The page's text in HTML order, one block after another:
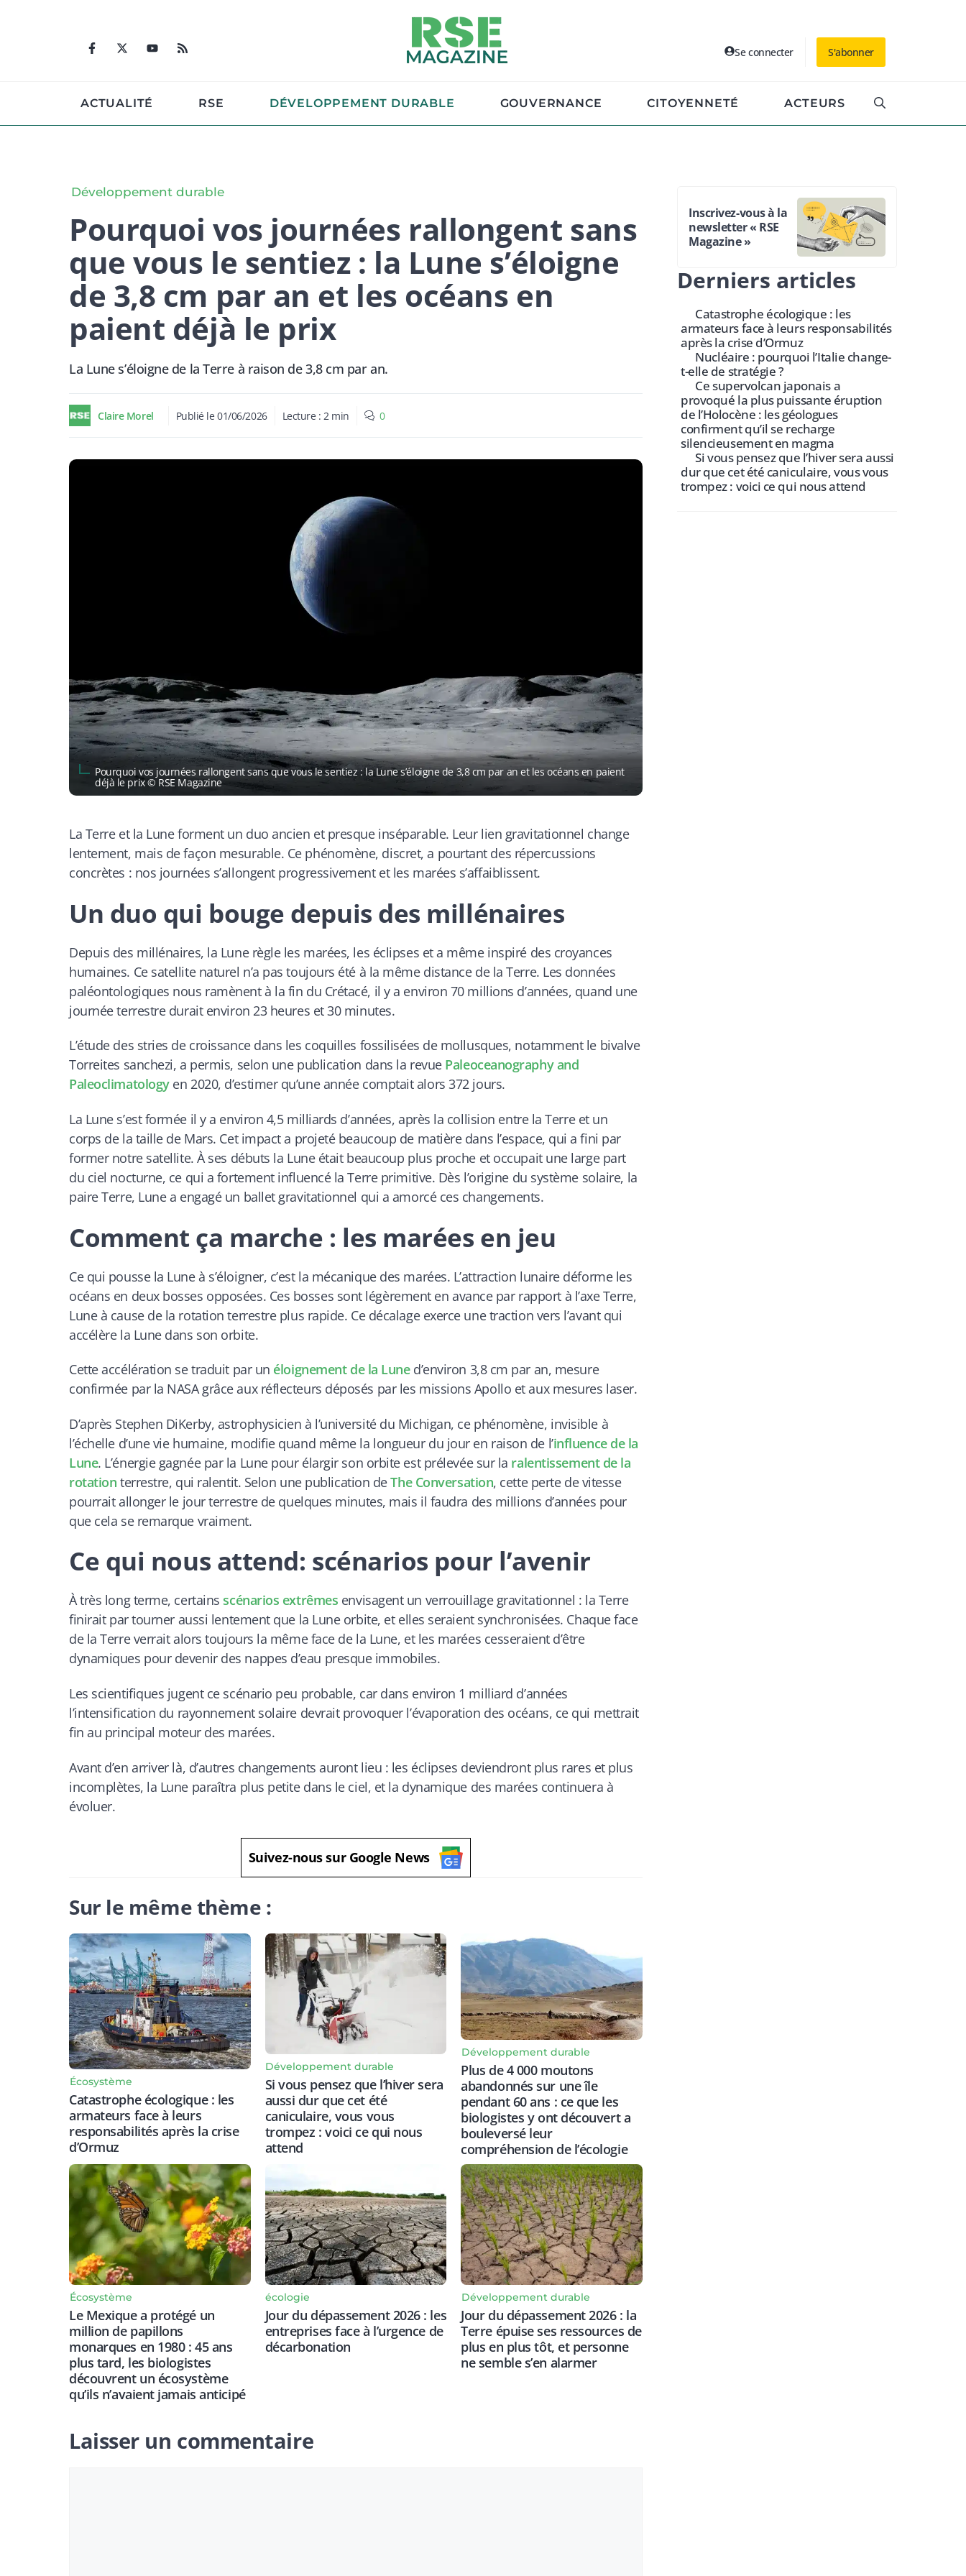
Se connecter S'abonner
ACTUALITÉ RSE DÉVELOPPEMENT DURABLE GOUVERNANCE CITOYENNETÉ ACTEURS
Développement durable
Pourquoi vos journées rallongent sans
que vous le sentiez : la Lune s’éloigne
de 3,8 cm par an et les océans en
paient déjà le prix
La Lune s’éloigne de la Terre à raison de 3,8 cm par an.
Claire Morel Publié le01/06/2026 Lecture : 2 min 0
Pourquoi vos journées rallongent sans que vous le sentiez : la Lune s’éloigne de 3,8 cm par an et les océans en paient
déjà le prix © RSE Magazine
La Terre et la Lune forment un duo ancien et presque inséparable. Leur lien gravitationnel change
lentement, mais de façon mesurable. Ce phénomène, discret, a pourtant des répercussions
concrètes : nos journées s’allongent progressivement et les marées s’affaiblissent.
Un duo qui bouge depuis des millénaires
Depuis des millénaires, la Lune règle les marées, les éclipses et a même inspiré des croyances
humaines. Ce satellite naturel n’a pas toujours été à la même distance de la Terre. Les données
paléontologiques nous ramènent à la fin du Crétacé, il y a environ 70 millions d’années, quand une
journée terrestre durait environ 23 heures et 30 minutes.
L’étude des stries de croissance dans les coquilles fossilisées de mollusques, notamment le bivalve
Torreites sanchezi, a permis, selon une publication dans la revue Paleoceanography and
Paleoclimatologyen 2020, d’estimer qu’une année comptait alors 372 jours.
La Lune s’est formée il y a environ 4,5 milliards d’années, après la collision entre la Terre et un
corps de la taille de Mars. Cet impact a projeté beaucoup de matière dans l’espace, qui a fini par
former notre satellite. À ses débuts la Lune était beaucoup plus proche et occupait une large part
du ciel nocturne, ce qui a fortement influencé la Terre primitive. Dès l’origine du système solaire, la
paire Terre, Lune a engagé un ballet gravitationnel qui a amorcé ces changements.
Comment ça marche : les marées en jeu
Ce qui pousse la Lune à s’éloigner, c’est la mécanique des marées. L’attraction lunaire déforme les
océans en deux bosses opposées. Ces bosses sont légèrement en avance par rapport à l’axe Terre,
Lune à cause de la rotation terrestre plus rapide. Ce décalage exerce une traction vers l’avant qui
accélère la Lune dans son orbite.
Cette accélération se traduit par un éloignement de la Luned’environ 3,8 cm par an, mesure
confirmée par la NASA grâce aux réflecteurs déposés par les missions Apollo et aux mesures laser.
D’après Stephen DiKerby, astrophysicien à l’université du Michigan, ce phénomène, invisible à
l’échelle d’une vie humaine, modifie quand même la longueur du jour en raison de l’influence de la
Lune. L’énergie gagnée par la Lune pour élargir son orbite est prélevée sur la ralentissement de la
rotation terrestre, qui ralentit. Selon une publication deThe Conversation, cette perte de vitesse
pourrait allonger le jour terrestre de quelques minutes, mais il faudra des millions d’années pour
que cela se remarque vraiment.
Ce qui nous attend: scénarios pour l’avenir
À très long terme, certainsscénarios extrêmes envisagent un verrouillage gravitationnel : la Terre
finirait par tourner aussi lentement que la Lune orbite, et elles seraient synchronisées. Chaque face
de la Terre verrait alors toujours la même face de la Lune, et les marées cesseraient d’être
dynamiques pour devenir des nappes d’eau presque immobiles.
Les scientifiques jugent ce scénario peu probable, car dans environ 1 milliard d’années
l’intensification du rayonnement solaire devrait provoquer l’évaporation des océans, ce qui mettrait
fin au principal moteur des marées.
Avant d’en arriver là, d’autres changements auront lieu : les éclipses deviendront plus rares et plus
incomplètes, la Lune paraîtra plus petite dans le ciel, et la dynamique des marées continuera à
évoluer.
Suivez-nous sur Google News
Sur le même thème :
Écosystème
Catastrophe écologique : les
armateurs face à leurs
responsabilités après la crise
d’Ormuz
Développement durable
Si vous pensez que l’hiver sera
aussi dur que cet été
caniculaire, vous vous
trompez : voici ce qui nous
attend
Développement durable
Plus de 4 000 moutons
abandonnés sur une île
pendant 60 ans : ce que les
biologistes y ont découvert a
bouleversé leur
compréhension de l’écologie
Écosystème
Le Mexique a protégé un
million de papillons
monarques en 1980 : 45 ans
plus tard, les biologistes
découvrent un écosystème
qu’ils n’avaient jamais anticipé
écologie
Jour du dépassement 2026 : les
entreprises face à l’urgence de
décarbonation
Développement durable
Jour du dépassement 2026 : la
Terre épuise ses ressources de
plus en plus tôt, et personne
ne semble s’en alarmer
Laisser un commentaire
Inscrivez-vous à la
newsletter « RSE
Magazine »
Derniers articles
Catastrophe écologique : les
armateurs face à leurs responsabilités
après la crise d’Ormuz
Nucléaire : pourquoi l’Italie change-
t-elle de stratégie ?
Ce supervolcan japonais a
provoqué la plus puissante éruption
de l’Holocène : les géologues
confirment qu’il se recharge
silencieusement en magma
Si vous pensez que l’hiver sera aussi
dur que cet été caniculaire, vous vous
trompez : voici ce qui nous attend